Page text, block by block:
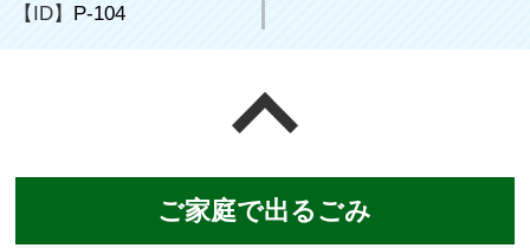
【ID】 P-104
ご家庭で出るごみ